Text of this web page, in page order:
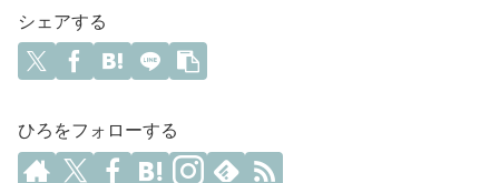
シェアする
ひろをフォローする